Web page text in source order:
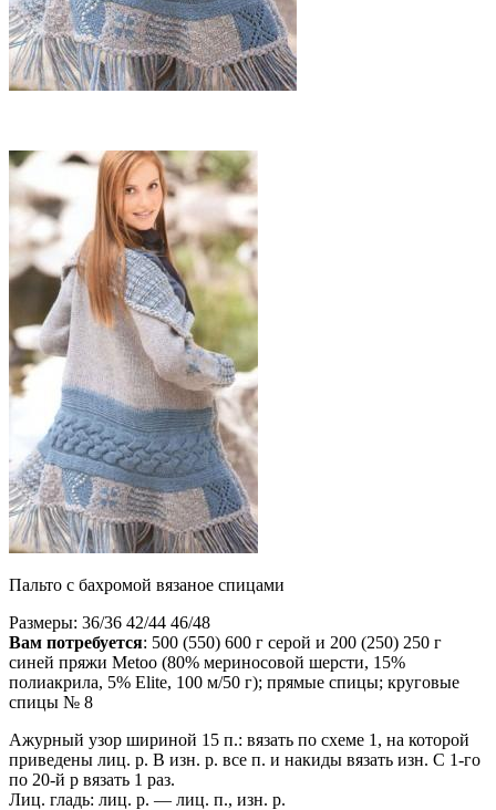
Пальто с бахромой вязаное спицами
Размеры: 36/36 42/44 46/48
Вам потребуется: 500 (550) 600 г серой и 200 (250) 250 г
синей пряжи Metoo (80% мериносовой шерсти, 15%
полиакрила, 5% Elite, 100 м/50 г); прямые спицы; круговые
спицы № 8
Ажурный узор шириной 15 п.: вязать по схеме 1, на которой
приведены лиц. р. В изн. р. все п. и накиды вязать изн. С 1-го
по 20-й р вязать 1 раз.
Лиц. гладь: лиц. р. — лиц. п., изн. р.